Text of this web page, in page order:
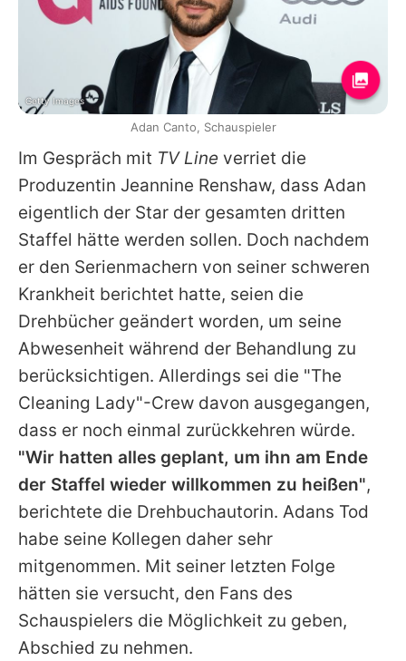
Im Gespräch mit TV Line verriet die
Produzentin Jeannine Renshaw, dass Adan
eigentlich der Star der gesamten dritten
Staffel hätte werden sollen. Doch nachdem
er den Serienmachern von seiner schweren
Krankheit berichtet hatte, seien die
Drehbücher geändert worden, um seine
Abwesenheit während der Behandlung zu
berücksichtigen. Allerdings sei die "The
Cleaning Lady"-Crew davon ausgegangen,
dass er noch einmal zurückkehren würde.
"Wir hatten alles geplant, um ihn am Ende
der Staffel wieder willkommen zu heißen",
berichtete die Drehbuchautorin. Adans Tod
habe seine Kollegen daher sehr
mitgenommen. Mit seiner letzten Folge
hätten sie versucht, den Fans des
Schauspielers die Möglichkeit zu geben,
Abschied zu nehmen.
Getty Images
Adan Canto, Schauspieler